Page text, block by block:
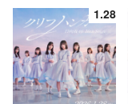
1.28